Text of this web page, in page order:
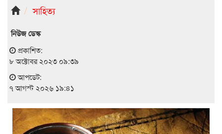
সাহিত্য
নিউজ ডেস্ক
প্রকাশিত:
৮ অক্টোবর ২০২৩ ০৯:৩৯
আপডেট:
৭ আগস্ট ২০২৬ ১৯:৪১